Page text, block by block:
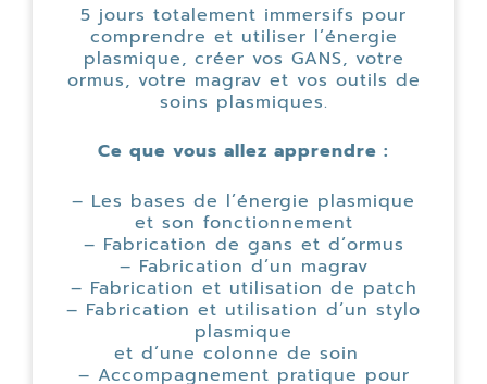
5 jours totalement immersifs pour
comprendre et utiliser l’énergie
plasmique, créer vos GANS, votre
ormus, votre magrav et vos outils de
soins plasmiques.
Ce que vous allez apprendre :
– Les bases de l’énergie plasmique
et son fonctionnement
– Fabrication de gans et d’ormus
– Fabrication d’un magrav
– Fabrication et utilisation de patch
– Fabrication et utilisation d’un stylo
plasmique
et d’une colonne de soin
– Accompagnement pratique pour